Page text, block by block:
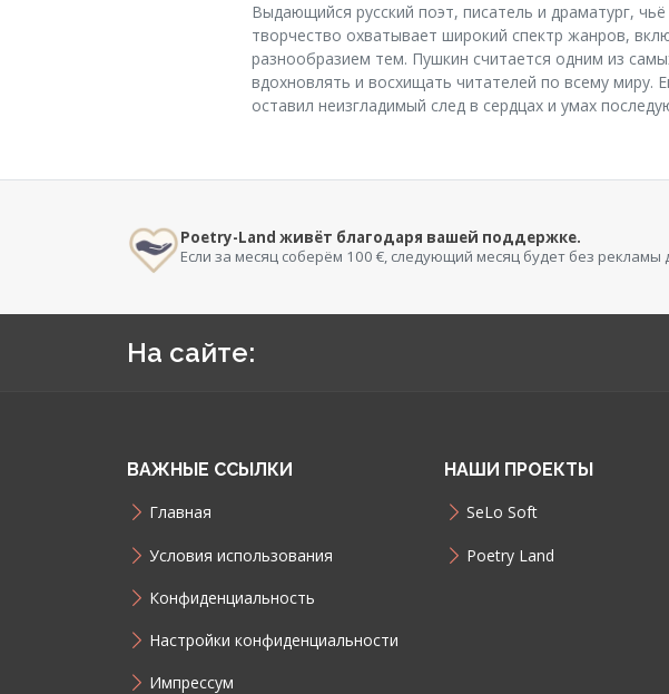
Выдающийся русский поэт, писатель и драматург,
творчество охватывает широкий спектр жанров,
разнообразием тем. Пушкин считается одним из
вдохновлять и восхищать читателей по всему миру.
оставил неизгладимый след в сердцах и умах
Poetry-Land живёт благодаря вашей поддержке.
Если за месяц соберём 100 €, следующий месяц будет без рекламы
На сайте:
ВАЖНЫЕ ССЫЛКИ
Главная
Условия использования
Конфиденциальность
Настройки конфиденциальности
Импрессум
НАШИ ПРОЕКТЫ
SeLo Soft
Poetry Land